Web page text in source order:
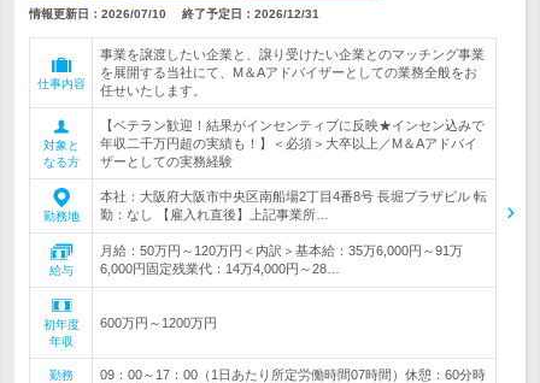
情報更新日：2026/07/10 終了予定日： 2026/12/31
仕事内容
事業を譲渡したい企業と、譲り受けたい企業とのマッチング事業
を展開する当社にて、M＆Aアドバイザーとしての業務全般をお
任せいたします。
対象と
なる方
【ベテラン歓迎！結果がインセンティブに反映★インセン込みで
年収二千万円超の実績も！】＜必須＞大卒以上／M＆Aアドバイ
ザーとしての実務経験
勤務地
本社：大阪府大阪市中央区南船場2丁目4番8号 長堀プラザビル 転
勤：なし 【雇入れ直後】上記事業所…
給与
月給：50万円～120万円＜内訳＞基本給：35万6,000円～91万
6,000円固定残業代：14万4,000円～28…
初年度
年収
600万円～1200万円
勤務
09：00～17：00（1日あたり所定労働時間07時間）休憩：60分時